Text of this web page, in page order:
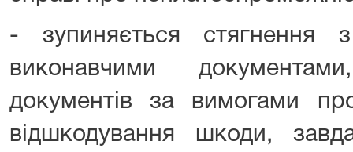
- зупиняється стягнення
виконавчими
документів за вимогами
відшкодування шкоди,